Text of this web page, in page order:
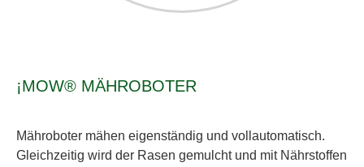
¡MOW® MÄHROBOTER
Mähroboter mähen eigenständig und vollautomatisch.
Gleichzeitig wird der Rasen gemulcht und mit Nährstoffen